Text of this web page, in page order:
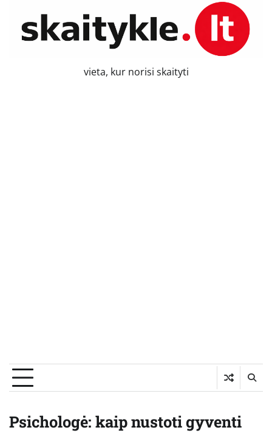
content
vieta, kur norisi skaityti
Psichologė: kaip nustoti gyventi